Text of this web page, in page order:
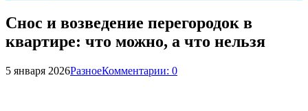
Снос и возведение перегородок в
квартире: что можно, а что нельзя
5 января 2026РазноеКомментарии: 0